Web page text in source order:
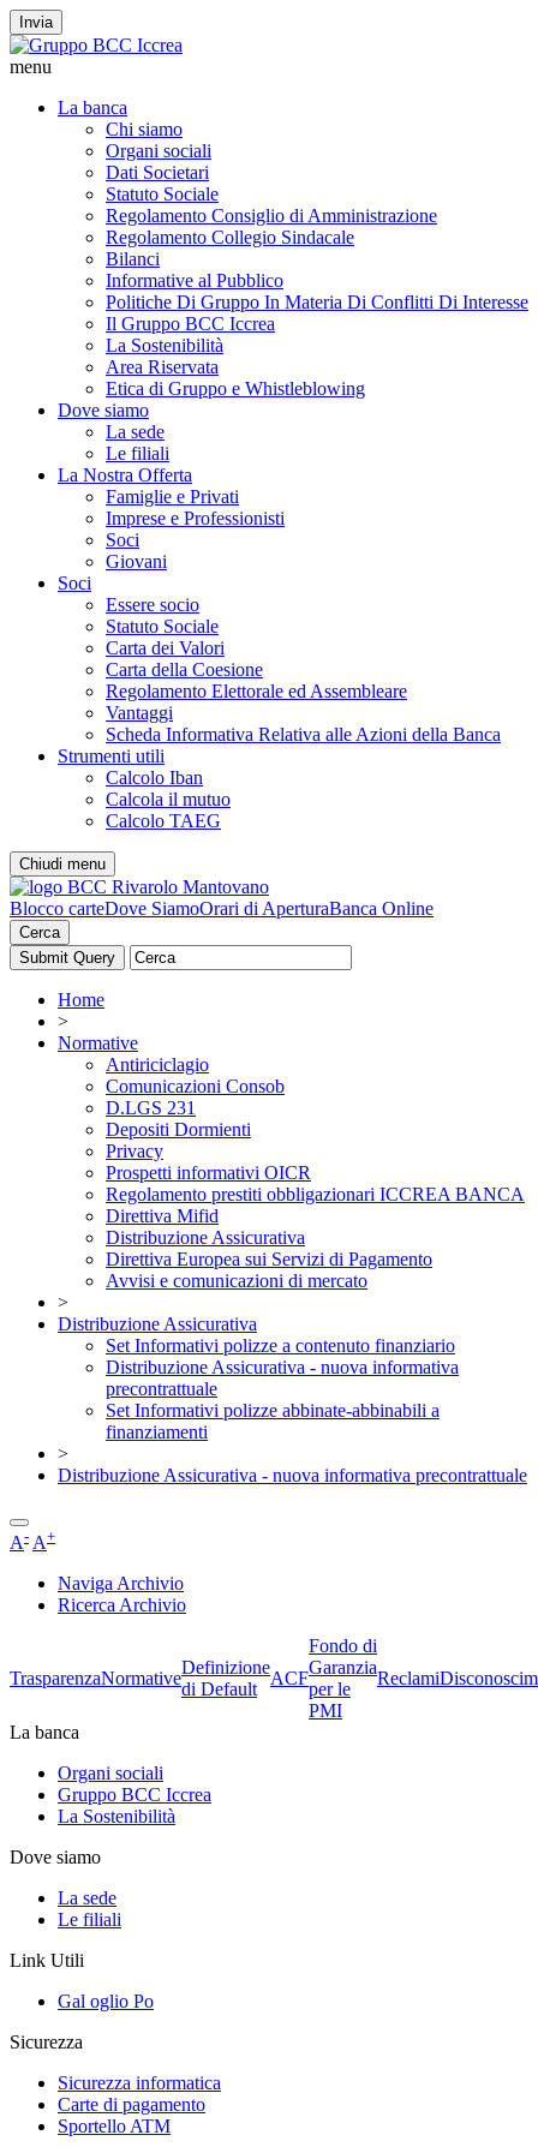
Invia
menu
La banca
Chi siamo
Organi sociali
Dati Societari
Statuto Sociale
Regolamento Consiglio di Amministrazione
Regolamento Collegio Sindacale
Bilanci
Informative al Pubblico
Politiche Di Gruppo In Materia Di Conflitti Di Interesse
Il Gruppo BCC Iccrea
La Sostenibilità
Area Riservata
Etica di Gruppo e Whistleblowing
Dove siamo
La sede
Le filiali
La Nostra Offerta
Famiglie e Privati
Imprese e Professionisti
Soci
Giovani
Soci
Essere socio
Statuto Sociale
Carta dei Valori
Carta della Coesione
Regolamento Elettorale ed Assembleare
Vantaggi
Scheda Informativa Relativa alle Azioni della Banca
Strumenti utili
Calcolo Iban
Calcola il mutuo
Calcolo TAEG
Chiudi menu
Blocco carteDove SiamoOrari di AperturaBanca Online
Cerca
Home
>
Normative
Antiriciclagio
Comunicazioni Consob
D.LGS 231
Depositi Dormienti
Privacy
Prospetti informativi OICR
Regolamento prestiti obbligazionari ICCREA BANCA
Direttiva Mifid
Distribuzione Assicurativa
Direttiva Europea sui Servizi di Pagamento
Avvisi e comunicazioni di mercato
>
Distribuzione Assicurativa
Set Informativi polizze a contenuto finanziario
Distribuzione Assicurativa - nuova informativa
precontrattuale
Set Informativi polizze abbinate-abbinabili a
finanziamenti
>
Distribuzione Assicurativa - nuova informativa precontrattuale
A- A+
Naviga Archivio
Ricerca Archivio
TrasparenzaNormative
Definizione
di Default
ACF
Fondo di
Garanzia
per le
PMI
Reclami
La banca
Organi sociali
Gruppo BCC Iccrea
La Sostenibilità
Dove siamo
La sede
Le filiali
Link Utili
Gal oglio Po
Sicurezza
Sicurezza informatica
Carte di pagamento
Sportello ATM